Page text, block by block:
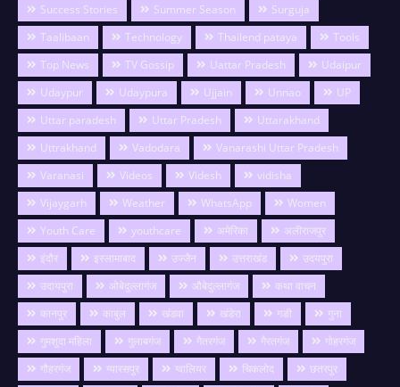
Success Stories
Summer Season
Surguja
Taalibaan
Technology Thailend pataya
Tools
Top News
TV Gossip Uattar Pradesh
Udaipur
Udaypur
Udaypura Ujjain Unnao
UP
Uttar paradesh
Uttar Pradesh
Uttarakhand
Uttrakhand
Vadodara
Vanarashi Uttar Pradesh
Varanasi
Videos Videsh
vidisha
Vijaygarh
Weather WhatsApp
Women
Youth Care
youthcare अमेरिका
अलीराजपुर
इंदौर
इस्लामाबाद उज्जैन उत्तराखंड
उदयपुरा
उदायपुरा
ओबेदुल्लागंज औबेदुल्लागंज
कथा वाचन
कानपुर
काबुल खंडवा खंडेरा गङी
गुना
गुमशुदा महिला
गुलाबगंज गैतरगंज गैरतगंज
गोहरगंज
गौहरगंज
ग्यारसपुर ग्वालियर चिकलोद
छतरपुर